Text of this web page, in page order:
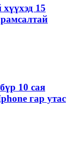
15
10 сая
гар утас